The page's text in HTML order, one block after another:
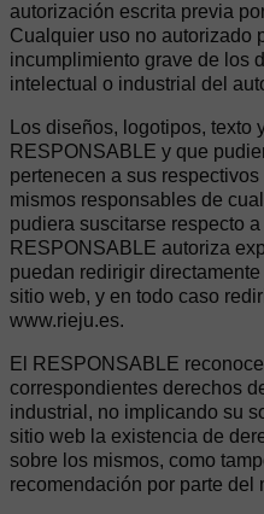
autorización escrita previa
Cualquier uso no autorizado
incumplimiento grave de los
intelectual o industrial del
Los diseños, logotipos, texto
RESPONSABLE y que
pertenecen a sus
mismos responsables de
pudiera suscitarse respecto a
RESPONSABLE autoriza
puedan redirigir
sitio web, y en todo caso
www.rieju.es.
El RESPONSABLE
correspondientes derechos
industrial, no implicando su
sitio web la existencia de
sobre los mismos, como
recomendación por parte del